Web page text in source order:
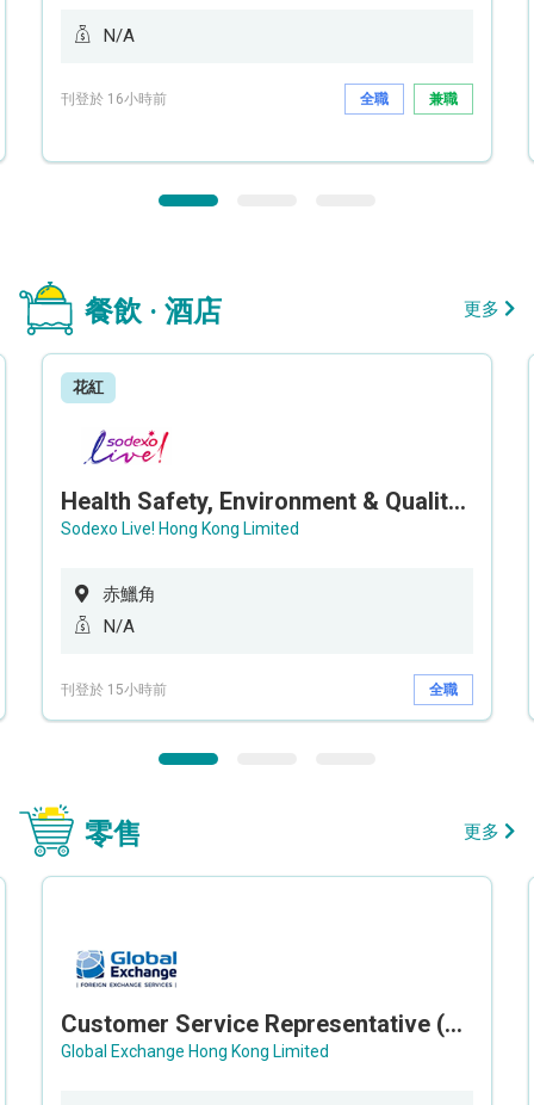
N/A
刊登於 16小時前 全職 兼職
餐飲 · 酒店 更多
花紅
Health Safety, Environment & Quality Assurance Officer (Maternity cover – 5 months contract)
Sodexo Live! Hong Kong Limited
赤鱲角
N/A
刊登於 15小時前 全職
零售 更多
Customer Service Representative (Airport)
Global Exchange Hong Kong Limited